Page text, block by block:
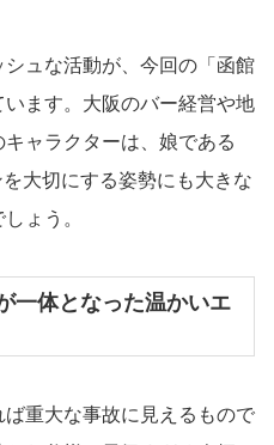
ュな活動が、今回の「函館
ます。大阪のバー経営や地
ャラクターは、娘である
大切にする姿勢にも大きな
ょう。
一体となった温かいエ
重大な事故に見えるもので